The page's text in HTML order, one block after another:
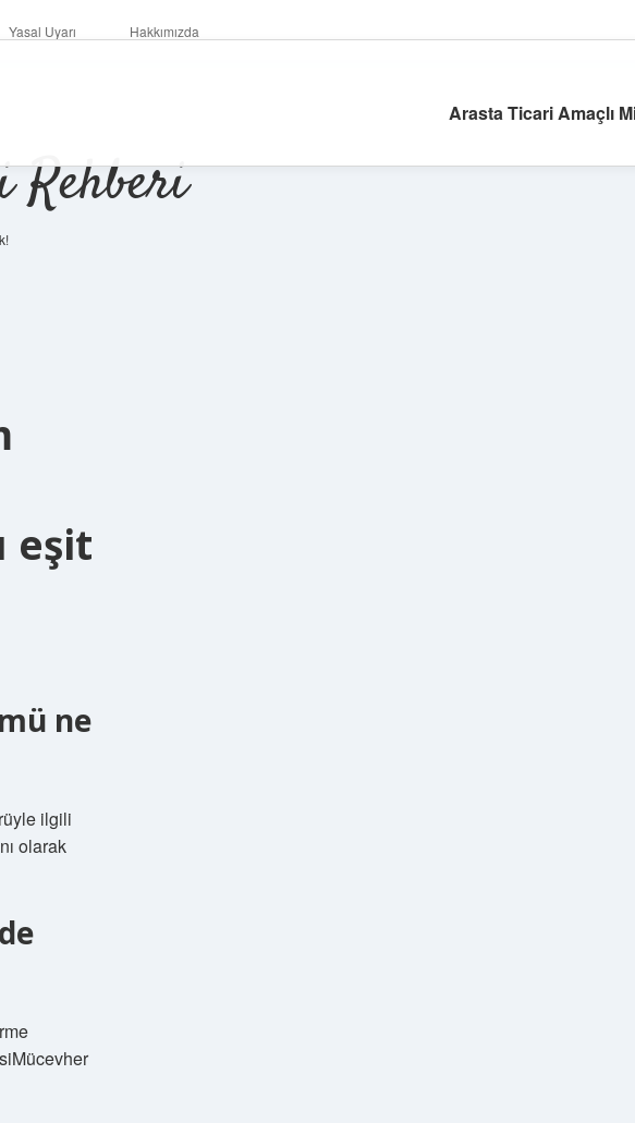
Yasal Uyarı Hakkımızda
Rehberi
eşit
ne
ilgili
olarak
Arasta Ticari Amaçlı